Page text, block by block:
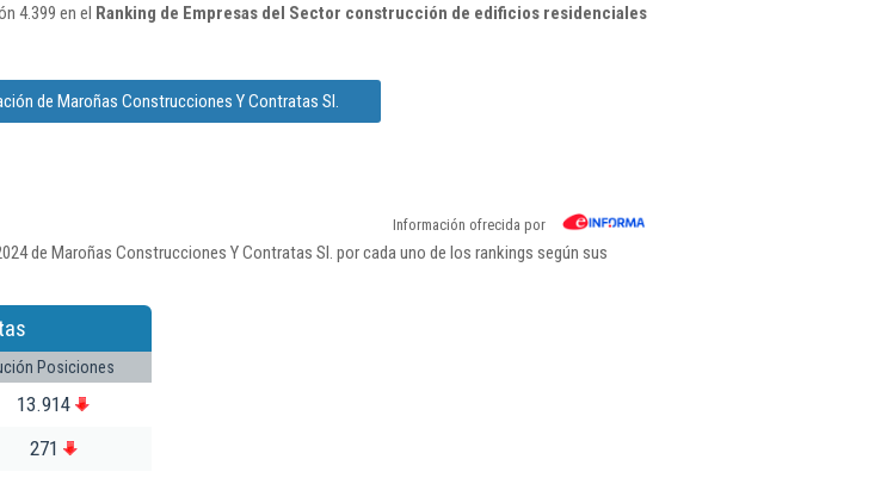
4.399 en el Ranking de Empresas del Sector construcción de edificios residenciales
de Maroñas Construcciones Y Contratas Sl.
Información ofrecida por
de Maroñas Construcciones Y Contratas Sl. por cada uno de los rankings según sus
Posiciones
13.914
271